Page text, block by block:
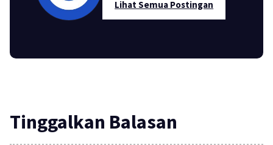
Lihat Semua Postingan
Tinggalkan Balasan